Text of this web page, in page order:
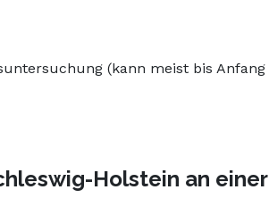
(kann meist bis
Holstein an